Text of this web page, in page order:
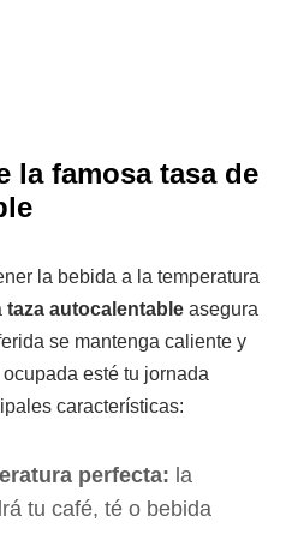
la famosa tasa de
la bebida a la temperatura
taza autocalentable asegura
se mantenga caliente y
esté tu jornada
características:
perfecta: la
tu café, té o bebida